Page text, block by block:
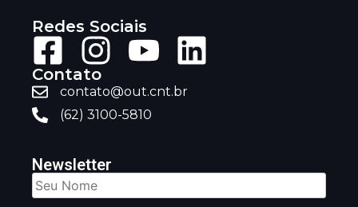
Redes Sociais
Contato
contato@out.cnt.br
(62) 3100-5810
Newsletter